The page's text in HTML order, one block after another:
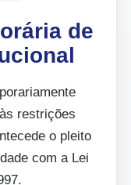
de
restrições
o pleito
com a Lei